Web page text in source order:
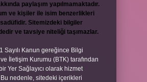
paylaşım yapılmamaktadır.
ve kişiler ile isim benzerlikleri
Sitemizdeki bilgiler
ve tavsiye niteliği taşımazlar.
Sayılı Kanun gereğince Bilgi
İletişim Kurumu (BTK) tarafından
Yer Sağlayıcı olarak hizmet
nedenle, sitedeki içerikleri